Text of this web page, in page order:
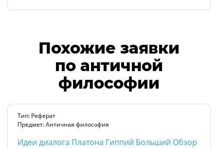
Похожие заявки
по античной
философии
Тип: Реферат
Предмет: Античная философия
Идеи диалога Платона Гиппий Больший Обзор